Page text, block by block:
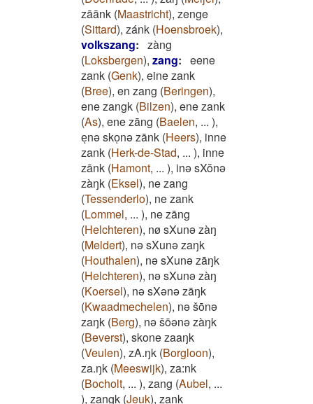
zāānk (Maastricht), zenge
(Sittard), zánk (Hoensbroek),
volkszang: zàng
(Loksbergen), zang: eene
zank (Genk), eine zank
(Bree), en zang (Beringen),
ene zangk (Bilzen), ene zank
(As), ene zāng (Baelen, ... ),
eͅnə skoͅnə zānk (Heers), inne
zank (Herk-de-Stad, ... ), inne
zānk (Hamont, ... ), inə sXŏnə
zàŋk (Eksel), ne zang
(Tessenderlo), ne zank
(Lommel, ... ), ne zāng
(Helchteren), nø sXunə zàŋ
(Meldert), nə sXunə zaŋk
(Houthalen), nə sXunə zāŋk
(Helchteren), nə sXunə zàŋ
(Koersel), nə sXənə zāŋk
(Kwaadmechelen), nə šōnə
zaŋk (Berg), nə šōənə zàŋk
(Beverst), skone zaaŋk
(Veulen), zA.ŋk (Borgloon),
za.ŋk (Meeswijk), za:nk
(Bocholt, ... ), zang (Aubel, ...
), zangk (Jeuk), zank